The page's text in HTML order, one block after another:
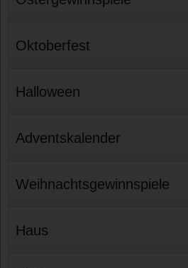
Oktoberfest
Halloween
Adventskalender
Weihnachtsgewinnspiele
Haus